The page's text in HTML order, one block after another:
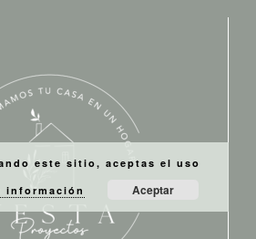
este sitio, aceptas el uso
información Aceptar